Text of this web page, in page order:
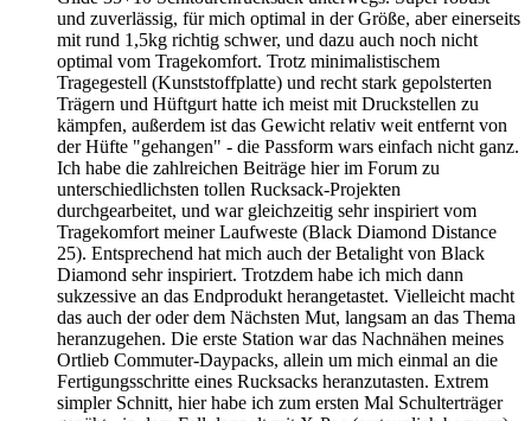
und zuverlässig, für mich optimal in der Größe, aber einerseits
mit rund 1,5kg richtig schwer, und dazu auch noch nicht
optimal vom Tragekomfort. Trotz minimalistischem
Tragegestell (Kunststoffplatte) und recht stark gepolsterten
Trägern und Hüftgurt hatte ich meist mit Druckstellen zu
kämpfen, außerdem ist das Gewicht relativ weit entfernt von
der Hüfte "gehangen" - die Passform wars einfach nicht ganz.
Ich habe die zahlreichen Beiträge hier im Forum zu
unterschiedlichsten tollen Rucksack-Projekten
durchgearbeitet, und war gleichzeitig sehr inspiriert vom
Tragekomfort meiner Laufweste (Black Diamond Distance
25). Entsprechend hat mich auch der Betalight von Black
Diamond sehr inspiriert. Trotzdem habe ich mich dann
sukzessive an das Endprodukt herangetastet. Vielleicht macht
das auch der oder dem Nächsten Mut, langsam an das Thema
heranzugehen. Die erste Station war das Nachnähen meines
Ortlieb Commuter-Daypacks, allein um mich einmal an die
Fertigungsschritte eines Rucksacks heranzutasten. Extrem
simpler Schnitt, hier habe ich zum ersten Mal Schulterträger